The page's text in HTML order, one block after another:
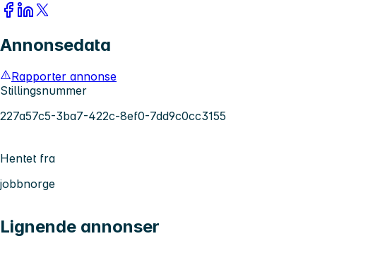
Annonsedata
Rapporter annonse
Stillingsnummer
227a57c5-3ba7-422c-8ef0-7dd9c0cc3155
Hentet fra
jobbnorge
Lignende annonser